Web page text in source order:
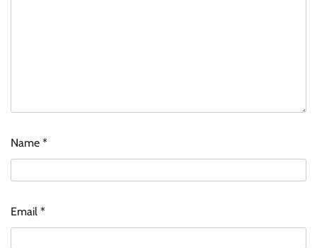
Name *
Email *